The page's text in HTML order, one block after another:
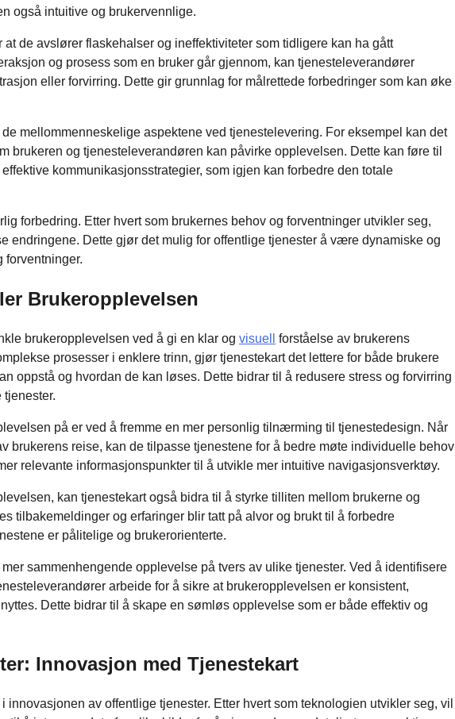
også intuitive og brukervennlige.
de avslører flaskehalser og ineffektiviteter som tidligere kan ha gått
og prosess som en bruker går gjennom, kan tjenesteleverandører
eller forvirring. Dette gir grunnlag for målrettede forbedringer som kan øke
mellommenneskelige aspektene ved tjenestelevering. For eksempel kan det
brukeren og tjenesteleverandøren kan påvirke opplevelsen. Dette kan føre til
kommunikasjonsstrategier, som igjen kan forbedre den totale
forbedring. Etter hvert som brukernes behov og forventninger utvikler seg,
endringene. Dette gjør det mulig for offentlige tjenester å være dynamiske og
forventninger.
Brukeropplevelsen
brukeropplevelsen ved å gi en klar og visuell
forståelse av brukerens
prosesser i enklere trinn, gjør tjenestekart det lettere for både brukere
oppstå og hvordan de kan løses. Dette bidrar til å redusere stress og forvirring
tjenester.
på er ved å fremme en mer personlig tilnærming til tjenestedesign. Når
brukerens reise, kan de tilpasse tjenestene for å bedre møte individuelle behov
relevante informasjonspunkter til å utvikle mer intuitive navigasjonsverktøy.
kan tjenestekart også bidra til å styrke tilliten mellom brukerne og
tilbakemeldinger og erfaringer blir tatt på alvor og brukt til å forbedre
er pålitelige og brukerorienterte.
sammenhengende opplevelse på tvers av ulike tjenester. Ved å identifisere
arbeide for å sikre at brukeropplevelsen er konsistent,
Dette bidrar til å skape en sømløs opplevelse som er både effektiv og
Innovasjon med Tjenestekart
innovasjonen av offentlige tjenester. Etter hvert som teknologien utvikler seg, vil